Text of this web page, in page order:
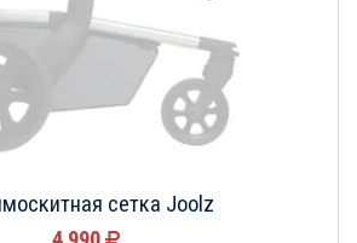
сетка Joolz